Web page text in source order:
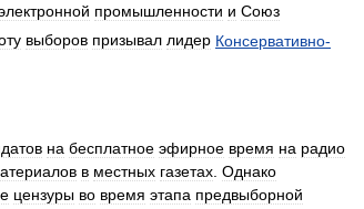
промышленности и Союз
выборов призывал лидер Консервативно-
на бесплатное эфирное время на радио
в местных газетах Однако
цензуры во время этапа предвыборной